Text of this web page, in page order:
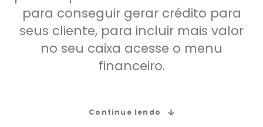
para conseguir gerar crédito para
seus cliente, para incluir mais valor
no seu caixa acesse o menu
financeiro.
Continue lendo